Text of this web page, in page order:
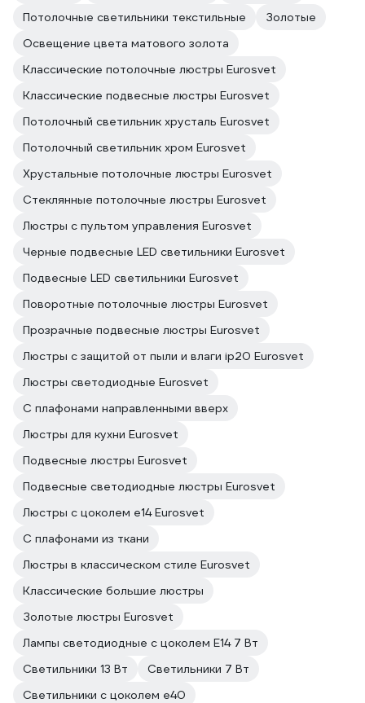
Потолочные светильники текстильные
Золотые
Освещение цвета матового золота
Классические потолочные люстры Eurosvet
Классические подвесные люстры Eurosvet
Потолочный светильник хрусталь Eurosvet
Потолочный светильник хром Eurosvet
Хрустальные потолочные люстры Eurosvet
Стеклянные потолочные люстры Eurosvet
Люстры с пультом управления Eurosvet
Черные подвесные LED светильники Eurosvet
Подвесные LED светильники Eurosvet
Поворотные потолочные люстры Eurosvet
Прозрачные подвесные люстры Eurosvet
Люстры с защитой от пыли и влаги ip20 Eurosvet
Люстры светодиодные Eurosvet
С плафонами направленными вверх
Люстры для кухни Eurosvet
Подвесные люстры Eurosvet
Подвесные светодиодные люстры Eurosvet
Люстры с цоколем e14 Eurosvet
С плафонами из ткани
Люстры в классическом стиле Eurosvet
Классические большие люстры
Золотые люстры Eurosvet
Лампы светодиодные с цоколем E14 7 Вт
Светильники 13 Вт
Светильники 7 Вт
Светильники с цоколем e40